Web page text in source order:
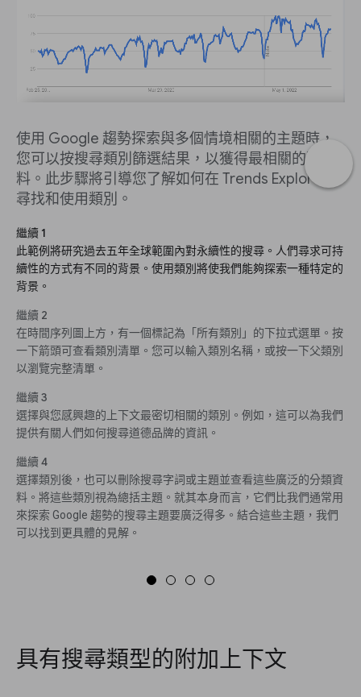
使用 Google 趨勢探索與多個情境相關的主題時，
您可以按搜尋類別篩選結果，以獲得最相關的資
料。此步驟將引導您了解如何在 Trends Explore 中
尋找和使用類別。
繼續 1
此範例將研究過去五年全球範圍內對永續性的搜尋。人們尋求可持
續性的方式有不同的背景。使用類別將使我們能夠探索一種特定的
背景。
繼續 2
在時間序列圖上方，有一個標記為「所有類別」的下拉式選單。按
一下箭頭可查看類別清單。您可以輸入類別名稱，或按一下父類別
以瀏覽完整清單。
繼續 3
選擇與您感興趣的上下文最密切相關的類別。例如，這可以為我們
提供有關人們如何搜尋道德品牌的資訊。
繼續 4
選擇類別後，也可以刪除搜尋字詞或主題並查看這些廣泛的分類資
料。將這些類別視為總括主題。就其本身而言，它們比我們通常用
來探索 Google 趨勢的搜尋主題要廣泛得多。結合這些主題，我們
可以找到更具體的見解。
具有搜尋類型的附加上下文